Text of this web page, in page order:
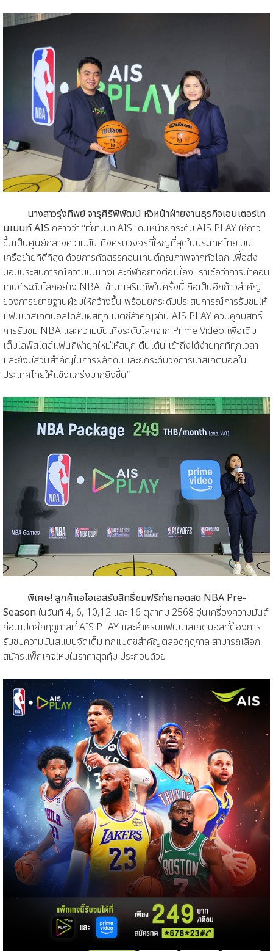
นางสาวรุ่งทิพย์ จารุศิริพิพัฒน์ หัวหน้าฝ่ายงานธุรกิจเอนเตอร์เท
นเมนท์ AIS กล่าวว่า “ที่ผ่านมา AIS เดินหน้ายกระดับ AIS PLAY ให้ก้าว
ขึ้นเป็นศูนย์กลางความบันเทิงครบวงจรที่ใหญ่ที่สุดในประเทศไทย บน
เครือข่ายที่ดีที่สุด ด้วยการคัดสรรคอนเทนต์คุณภาพจากทั่วโลก เพื่อส่ง
มอบประสบการณ์ความบันเทิงและกีฬาอย่างต่อเนื่อง เราเชื่อว่าการนำคอน
เทนต์ระดับโลกอย่าง NBA เข้ามาเสริมทัพในครั้งนี้ ถือเป็นอีกก้าวสำคัญ
ของการขยายฐานผู้ชมให้กว้างขึ้น พร้อมยกระดับประสบการณ์การรับชมให้
แฟนบาสเกตบอลได้สัมผัสทุกแมตช์สำคัญผ่าน AIS PLAY ควบคู่กับสิทธิ์
การรับชม NBA และความบันเทิงระดับโลกจาก Prime Video เพื่อเติม
เต็มไลฟ์สไตล์แฟนกีฬายุคใหม่ให้สนุก ตื่นเต้น เข้าถึงได้ง่ายทุกที่ทุกเวลา
และยังมีส่วนสำคัญในการผลักดันและยกระดับวงการบาสเกตบอลใน
ประเทศไทยให้แข็งแกร่งมากยิ่งขึ้น”
พิเศษ! ลูกค้าเอไอเอสรับสิทธิ์ชมฟรีถ่ายทอดสด NBA Pre-
Seasonในวันที่ 4, 6, 10,12 และ 16 ตุลาคม 2568 อุ่นเครื่องความมันส์
ก่อนเปิดศึกฤดูกาลที่ AIS PLAY และสำหรับแฟนบาสเกตบอลที่ต้องการ
รับชมความมันส์แบบจัดเต็ม ทุกแมตช์สำคัญตลอดฤดูกาล สามารถเลือก
สมัครแพ็กเกจใหม่ในราคาสุดคุ้ม ประกอบด้วย